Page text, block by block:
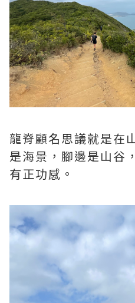
龍脊顧名思議就是在
是海景，腳邊是山谷
有正功感。